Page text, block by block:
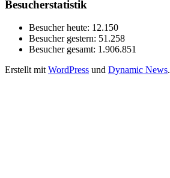
Besucherstatistik
Besucher heute: 12.150
Besucher gestern: 51.258
Besucher gesamt: 1.906.851
Erstellt mitWordPress und Dynamic News.